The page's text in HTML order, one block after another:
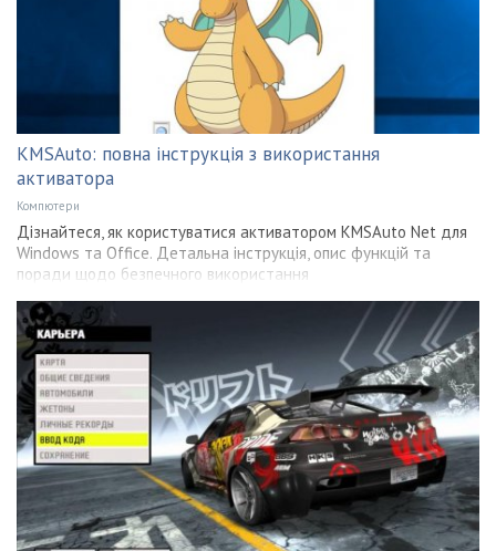
KMSAuto: повна інструкція з використання
активатора
Компютери
Дізнайтеся, як користуватися активатором KMSAuto Net для
Windows та Office. Детальна інструкція, опис функцій та
поради щодо безпечного використання